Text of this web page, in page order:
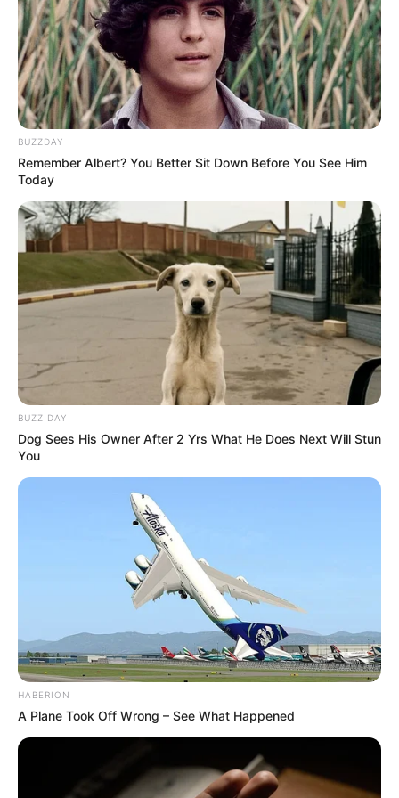
Другие новости
18:36 / 02 Fevral 2026 В МИРЕ
Армения и Индия намерены укреплять
военное сотрудничество
1744 0 0
18:33 / 02 Fevral 2026
Доходное место: в каких отраслях в
Азербайджане высокие зарплаты
1660
BUZZDAY
Remember Albert? You Better Sit Down Before You See Him
Today
BUZZ DAY
Dog Sees His Owner After 2 Yrs What He Does Next Will Stun
You
HABERION
A Plane Took Off Wrong – See What Happened